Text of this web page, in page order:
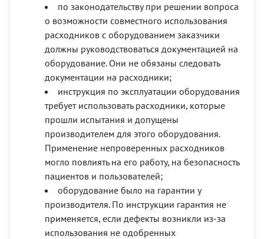
по законодательству при решении вопроса
о возможности совместного использования
расходников с оборудованием заказчики
должны руководствоваться документацией на
оборудование. Они не обязаны следовать
документации на расходники;
инструкция по эксплуатации оборудования
требует использовать расходники, которые
прошли испытания и допущены
производителем для этого оборудования.
Применение непроверенных расходников
могло повлиять на его работу, на безопасность
пациентов и пользователей;
оборудование было на гарантии у
производителя. По инструкции гарантия не
применяется, если дефекты возникли из-за
использования не одобренных